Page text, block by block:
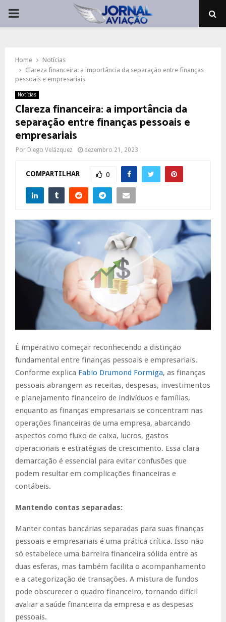
PRIMARY
Home
Notícias
Clareza financeira: a importância da separação entre finanças
pessoais e empresariais
Notícias
Clareza financeira: a importância da
separação entre finanças pessoais e
empresariais
Por Diego Velázquez dezembro 21, 2023
COMPARTILHAR 0
É imperativo começar reconhecendo a distinção
fundamental entre finanças pessoais e empresariais.
Conforme explica Fabio Drumond Formiga, as finanças
pessoais abrangem as receitas, despesas, investimentos
e planejamento financeiro de indivíduos e famílias,
enquanto as finanças empresariais se concentram nas
operações financeiras de uma empresa, abarcando
aspectos como fluxo de caixa, lucros, gastos
operacionais e estratégias de crescimento. Essa clara
demarcação é essencial para evitar confusões que
podem resultar em complicações financeiras e
contábeis.
Mantendo contas separadas:
Manter contas bancárias separadas para suas finanças
pessoais e empresariais é uma prática crítica. Isso não
só estabelece uma barreira financeira sólida entre as
duas esferas, mas também facilita o acompanhamento
e a categorização de transações. A mistura de fundos
pode obscurecer o quadro financeiro, tornando difícil
avaliar a saúde financeira da empresa e as despesas
pessoais.